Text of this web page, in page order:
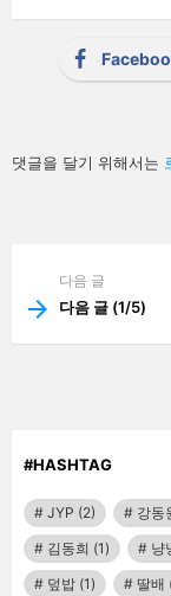
답
글
댓글을 달기 위해서는
다음 글
다음 글 (1/5)
#HASHTAG
JYP (2) 강동
김동희 (1) 냥
덮밥 (1) 딸배